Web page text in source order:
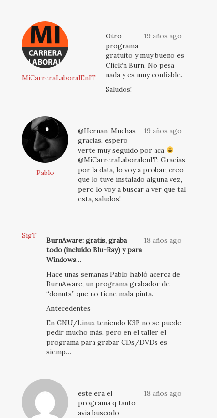
MiCarreraLaboralEnIT
19 años ago
Otro
programa
gratuito y muy bueno es
Click’n Burn. No pesa
nada y es muy confiable.
Saludos!
Pablo
19 años ago
@Hernan: Muchas
gracias, espero
verte muy seguido por aca
@MiCarreraLaboralenIT: Gracias
por la data, lo voy a probar, creo
que lo tuve instalado alguna vez,
pero lo voy a buscar a ver que tal
esta, saludos!
SigT
18 años ago
BurnAware: gratis, graba
todo (incluido Blu-Ray) y para
Windows…
Hace unas semanas Pablo habló acerca de
BurnAware, un programa grabador de
“donuts” que no tiene mala pinta.
Antecedentes
En GNU/Linux teniendo K3B no se puede
pedir mucho más, pero en el taller el
programa para grabar CDs/DVDs es
siemp…
18 años ago
este era el
programa q tanto
avia buscodo